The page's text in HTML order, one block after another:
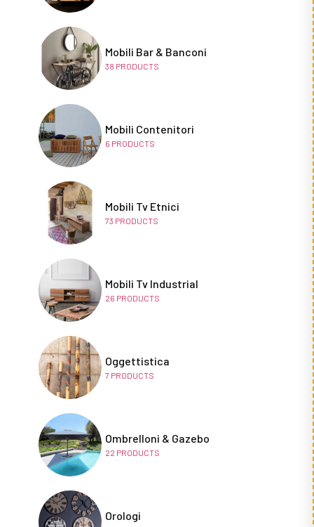
Mobili Bar & Banconi
38 PRODUCTS
Mobili Contenitori
6 PRODUCTS
Mobili Tv Etnici
73 PRODUCTS
Mobili Tv Industrial
26 PRODUCTS
Oggettistica
7 PRODUCTS
Ombrelloni & Gazebo
22 PRODUCTS
Orologi